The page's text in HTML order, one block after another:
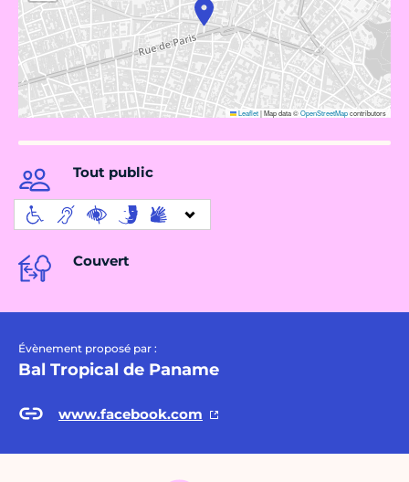
Leaflet|Map data ©OpenStreetMapcontributors
Tout public
Couvert
Évènement proposé par :
Bal Tropical de Paname
www.facebook.com